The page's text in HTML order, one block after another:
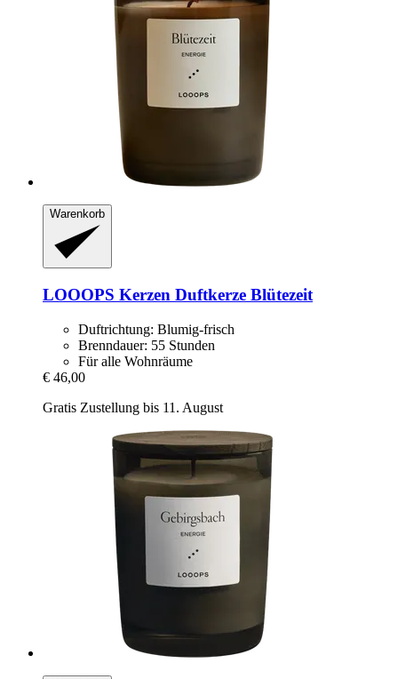
Warenkorb
LOOOPS Kerzen Duftkerze Blütezeit
Duftrichtung: Blumig-frisch
Brenndauer: 55 Stunden
Für alle Wohnräume
€ 46,00
Gratis Zustellung bis 11. August